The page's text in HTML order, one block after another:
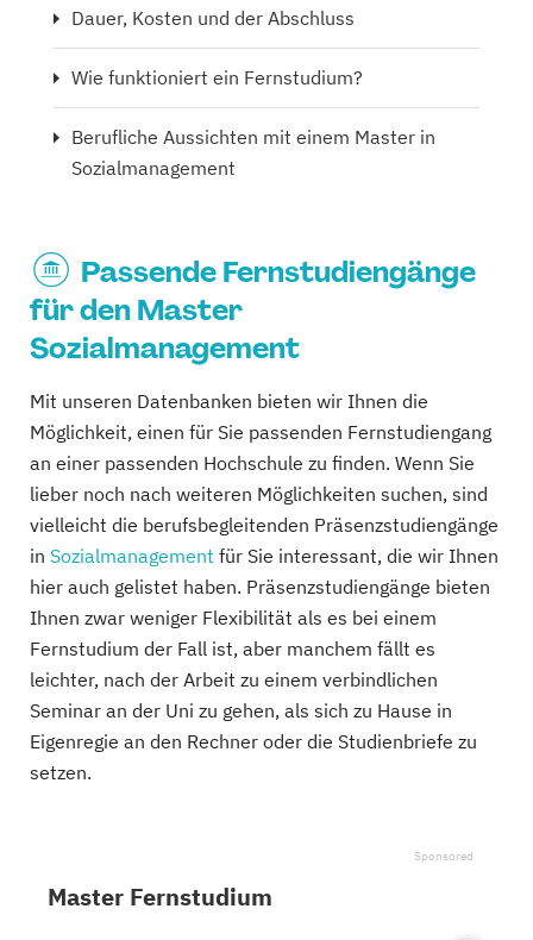
Dauer, Kosten und der Abschluss
Wie funktioniert ein Fernstudium?
Berufliche Aussichten mit einem Master in
Sozialmanagement
Passende Fernstudiengänge
für den Master
Sozialmanagement
Mit unseren Datenbanken bieten wir Ihnen die
Möglichkeit, einen für Sie passenden Fernstudiengang
an einer passenden Hochschule zu finden. Wenn Sie
lieber noch nach weiteren Möglichkeiten suchen, sind
vielleicht die berufsbegleitenden Präsenzstudiengänge
in Sozialmanagement für Sie interessant, die wir Ihnen
hier auch gelistet haben. Präsenzstudiengänge bieten
Ihnen zwar weniger Flexibilität als es bei einem
Fernstudium der Fall ist, aber manchem fällt es
leichter, nach der Arbeit zu einem verbindlichen
Seminar an der Uni zu gehen, als sich zu Hause in
Eigenregie an den Rechner oder die Studienbriefe zu
setzen.
Master Fernstudium